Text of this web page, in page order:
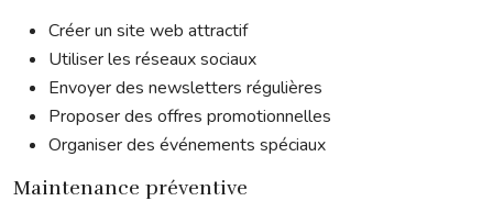
Créer un site web attractif
Utiliser les réseaux sociaux
Envoyer des newsletters régulières
Proposer des offres promotionnelles
Organiser des événements spéciaux
Maintenance préventive